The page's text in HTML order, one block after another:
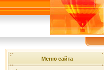
Меню сайта